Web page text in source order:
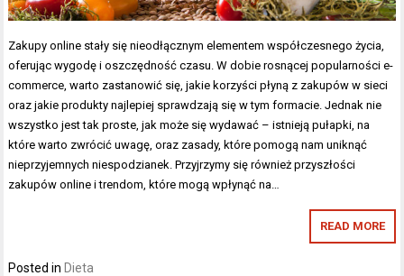
Zakupy online stały się nieodłącznym elementem współczesnego życia,
oferując wygodę i oszczędność czasu. W dobie rosnącej popularności e-
commerce, warto zastanowić się, jakie korzyści płyną z zakupów w sieci
oraz jakie produkty najlepiej sprawdzają się w tym formacie. Jednak nie
wszystko jest tak proste, jak może się wydawać – istnieją pułapki, na
które warto zwrócić uwagę, oraz zasady, które pomogą nam uniknąć
nieprzyjemnych niespodzianek. Przyjrzymy się również przyszłości
zakupów online i trendom, które mogą wpłynąć na…
READ MORE
Posted in Dieta